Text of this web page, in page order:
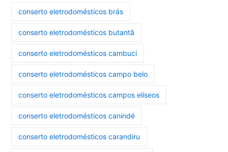
conserto eletrodomésticos brás
conserto eletrodomésticos butantã
conserto eletrodomésticos cambuci
conserto eletrodomésticos campo belo
conserto eletrodomésticos campos elíseos
conserto eletrodomésticos canindé
conserto eletrodomésticos carandiru